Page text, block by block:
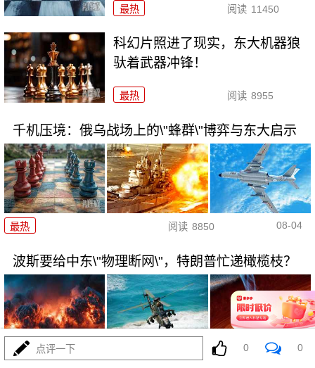
最热 阅读 11450
科幻片照进了现实，东大机器狼
驮着武器冲锋！
最热 阅读 8955
千机压境：俄乌战场上的\"蜂群\"博弈与东大启示
最热 阅读 8850 08-04
波斯要给中东\"物理断网\"，特朗普忙递橄榄枝？
最热 7489 08-04
点评一下 0 0